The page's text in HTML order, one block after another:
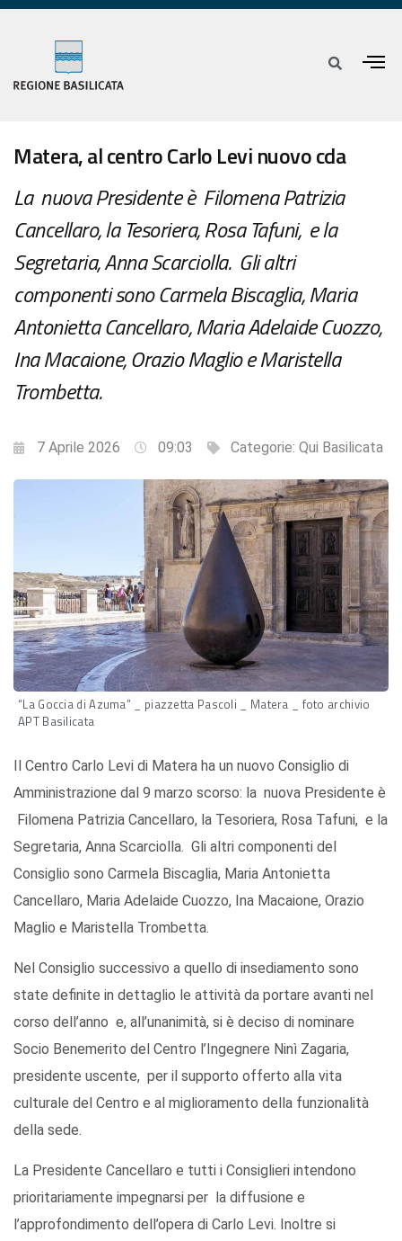
Matera, al centro Carlo Levi nuovo cda
La nuova Presidente è Filomena Patrizia
Cancellaro, la Tesoriera, Rosa Tafuni, e la
Segretaria, Anna Scarciolla. Gli altri
componenti sono Carmela Biscaglia, Maria
Antonietta Cancellaro, Maria Adelaide Cuozzo,
Ina Macaione, Orazio Maglio e Maristella
Trombetta.
7 Aprile 2026 09:03 Categorie: Qui Basilicata
“La Goccia di Azuma” _ piazzetta Pascoli _ Matera _ foto archivio
APT Basilicata
Il Centro Carlo Levi di Matera ha un nuovo Consiglio di
Amministrazione dal 9 marzo scorso: la nuova Presidente è
Filomena Patrizia Cancellaro, la Tesoriera, Rosa Tafuni, e la
Segretaria, Anna Scarciolla. Gli altri componenti del
Consiglio sono Carmela Biscaglia, Maria Antonietta
Cancellaro, Maria Adelaide Cuozzo, Ina Macaione, Orazio
Maglio e Maristella Trombetta.
Nel Consiglio successivo a quello di insediamento sono
state definite in dettaglio le attività da portare avanti nel
corso dell’anno e, all’unanimità, si è deciso di nominare
Socio Benemerito del Centro l’Ingegnere Ninì Zagaria,
presidente uscente, per il supporto offerto alla vita
culturale del Centro e al miglioramento della funzionalità
della sede.
La Presidente Cancellaro e tutti i Consiglieri intendono
prioritariamente impegnarsi per la diffusione e
l’approfondimento dell’opera di Carlo Levi. Inoltre si